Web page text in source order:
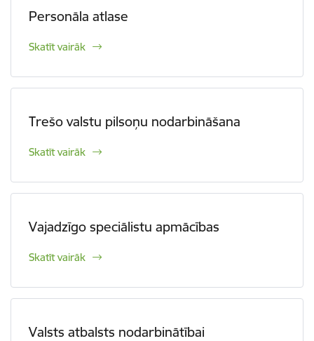
Personāla atlase
Skatīt vairāk
Trešo valstu pilsoņu nodarbināšana
Skatīt vairāk
Vajadzīgo speciālistu apmācības
Skatīt vairāk
Valsts atbalsts nodarbinātībai